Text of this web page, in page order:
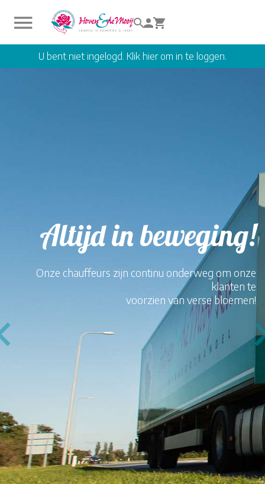
U bent niet ingelogd. Klik hier om in te loggen.
Altijd in beweging!
Onze chauffeurs zijn continu onderweg om onze
klanten te
voorzien van verse bloemen!